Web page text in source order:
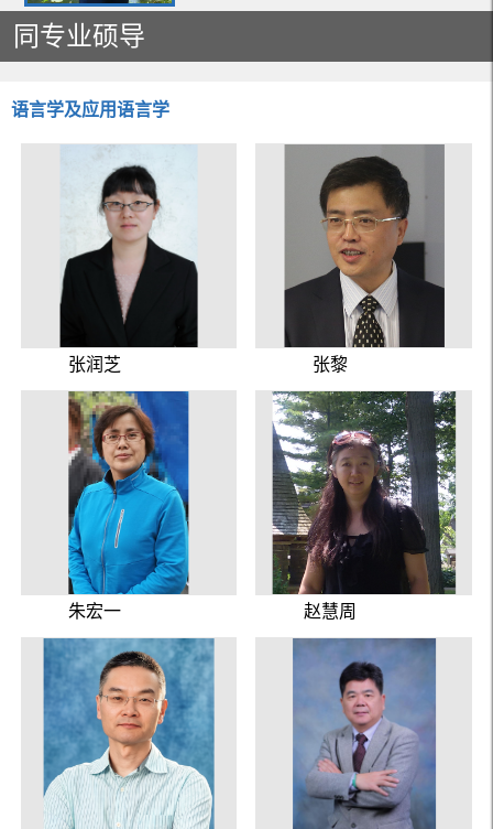
同专业硕导
语言学及应用语言学
张润芝 张黎
朱宏一 赵慧周